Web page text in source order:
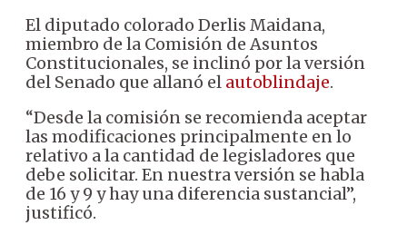
El diputado colorado Derlis Maidana,
miembro de la Comisión de Asuntos
Constitucionales, se inclinó por la versión
del Senado que allanó el autoblindaje.
“Desde la comisión se recomienda aceptar
las modificaciones principalmente en lo
relativo a la cantidad de legisladores que
debe solicitar. En nuestra versión se habla
de 16 y 9 y hay una diferencia sustancial”,
justificó.